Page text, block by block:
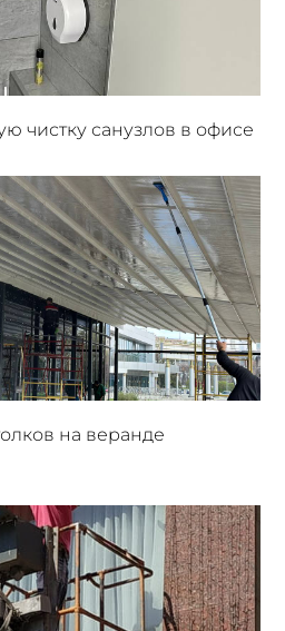
чистку санузлов в офисе
на веранде